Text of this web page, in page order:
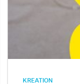
KREATION